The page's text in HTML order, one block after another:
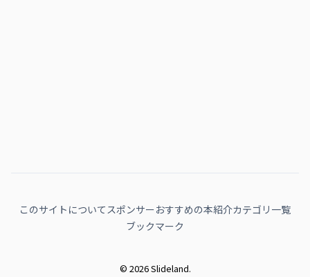
このサイトについて スポンサーおすすめの本紹介カテゴリ一覧
ブックマーク
© 2026 Slideland.